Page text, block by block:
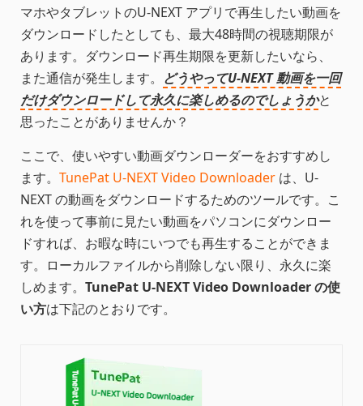
マホやタブレットのU-NEXT アプリで再生したい動画を
ダウンロードしたとしても、最大48時間の視聴期限が
あります。ダウンロード再生期限を更新したいなら、
また通信が発生します。 どうやってU-NEXT 動画を一回
だけダウンロードして永久に楽しめるのでしょうかと
思ったことがありませんか？
ここで、使いやすい動画ダウンローダーをおすすめし
ます。 TunePat U-NEXT Video Downloader は、U-
NEXT の動画をダウンロードするためのツールです。こ
れを使って事前に見たい動画をパソコンにダウンロー
ドすれば、お暇な時にいつでも再生することができま
す。ローカルファイルから削除しない限り、永久に楽
しめます。 TunePat U-NEXT Video Downloader の使
い方は下記のとおりです。